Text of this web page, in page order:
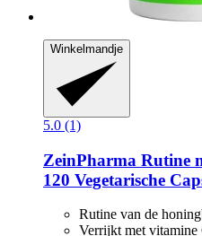
Winkelmandje
5.0 (1)
ZeinPharma Rutine
120 Vegetarische
Rutine van de
Verrijkt met vitamine